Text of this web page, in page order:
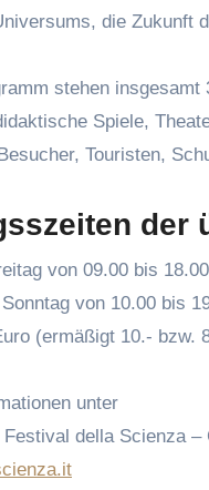
die Zukunft
stehen insgesamt
Spiele,
Touristen,
der
von 09.00 bis
von 10.00 bis
(ermäßigt 10.- bzw.
unter
della Scienza